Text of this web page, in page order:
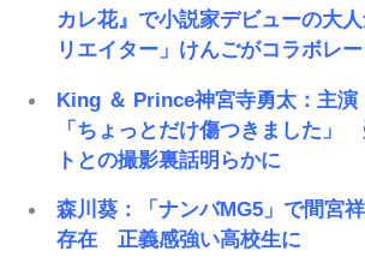
カレ花』で小説家デビューの大
リエイター」けんごがコラボレー
King ＆ Prince神宮寺勇太：主演
「ちょっとだけ傷つきました」
トとの撮影裏話明らかに
森川葵：「ナンバMG5」で間宮
存在 正義感強い高校生に